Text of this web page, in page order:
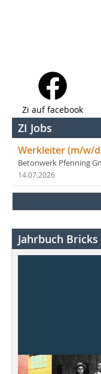
Zi auf facebook
ZI Jobs
Werkleiter (m/w/
Betonwerk Pfenning
14.07.2026
Jahrbuch